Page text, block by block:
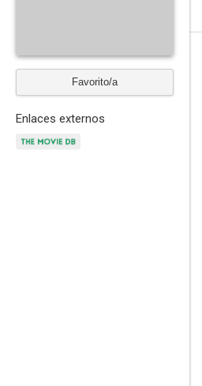
Favorito/a
Enlaces externos